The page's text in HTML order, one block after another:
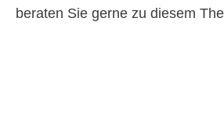
beraten Sie gerne zu diesem